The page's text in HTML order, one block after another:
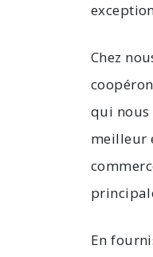
Chez
qui nous
meilleur
En